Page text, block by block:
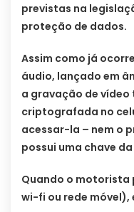
previstas na
proteção de dados.
Assim como já
áudio, lançado em
a gravação de
criptografada no
acessar-la – nem o
possui uma chave
Quando o motorista
wi-fi ou rede móvel),